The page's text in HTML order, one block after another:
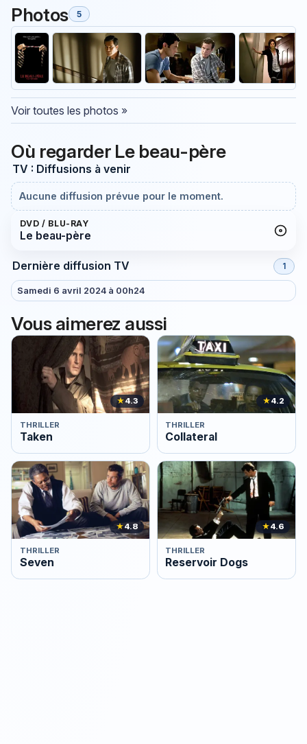
Photos 5
Voir toutes les photos »
Où regarder Le beau-père
TV : Diffusions à venir
Aucune diffusion prévue pour le moment.
DVD / BLU-RAY
Le beau-père
Dernière diffusion TV 1
Samedi 6 avril 2024 à 00h24
Vous aimerez aussi
★4.3
THRILLER
Taken
★4.2
THRILLER
Collateral
★4.8
THRILLER
Seven
★4.6
THRILLER
Reservoir Dogs